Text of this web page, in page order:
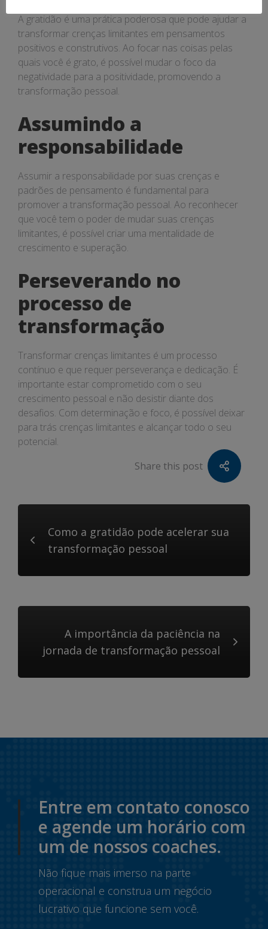
A gratidão é uma prática poderosa que pode ajudar a
transformar crenças limitantes em pensamentos
positivos e construtivos. Ao focar nas coisas pelas
quais você é grato, é possível mudar o foco da
negatividade para a positividade, promovendo a
transformação pessoal.
Assumindo a
responsabilidade
Assumir a responsabilidade por suas crenças e
padrões de pensamento é fundamental para
promover a transformação pessoal. Ao reconhecer
que você tem o poder de mudar suas crenças
limitantes, é possível criar uma mentalidade de
crescimento e superação.
Perseverando no
processo de
transformação
Transformar crenças limitantes é um processo
contínuo e que requer perseverança e dedicação. É
importante estar comprometido com o seu
crescimento pessoal e não desistir diante dos
desafios. Com determinação e foco, é possível deixar
para trás crenças limitantes e alcançar todo o seu
potencial.
Share this post
Como a gratidão pode acelerar sua
transformação pessoal
A importância da paciência na
jornada de transformação pessoal
Entre em contato conosco
e agende um horário com
um de nossos coaches.
Não fique mais imerso na parte
operacional e construa um negócio
lucrativo que funcione sem você.